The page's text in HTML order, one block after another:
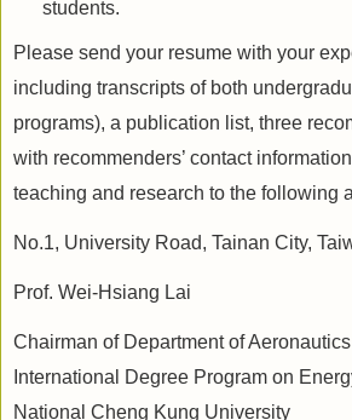
students.
Please send your resume with your
including transcripts of both
programs), a publication list, three
with recommenders’ contact
teaching and research to the following
No.1, University Road, Tainan City,
Prof. Wei-Hsiang Lai
Chairman of Department of
International Degree Program on
National Cheng Kung University